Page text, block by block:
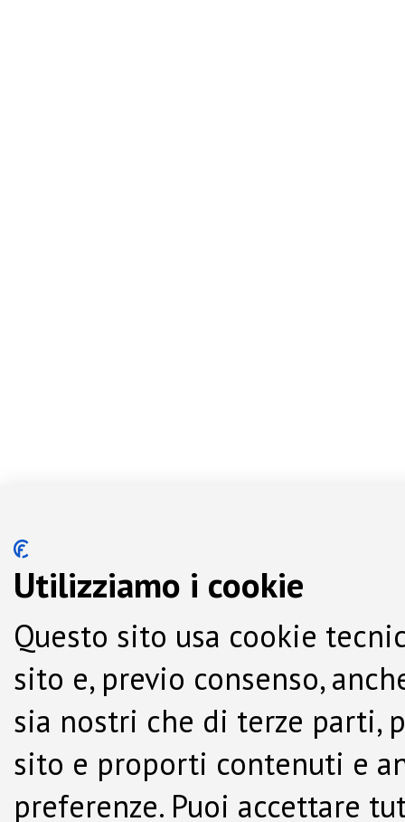
Utilizziamo i cookie
Questo sito usa cookie
sito e, previo consenso,
sia nostri che di terze parti,
sito e proporti contenuti e
preferenze. Puoi accettare